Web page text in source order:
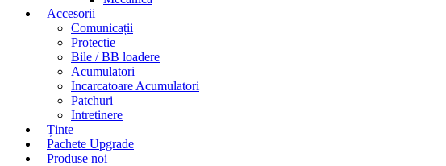
Accesorii
Comunicații
Protectie
Bile / BB loadere
Acumulatori
Incarcatoare Acumulatori
Patchuri
Intretinere
Ținte
Pachete Upgrade
Produse noi